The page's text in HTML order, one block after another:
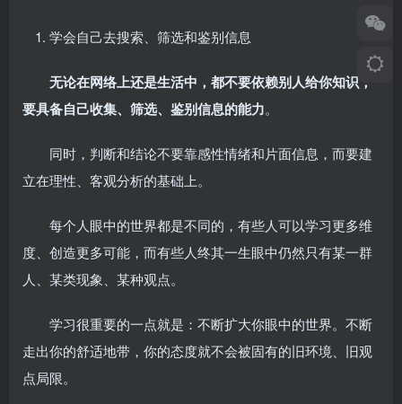
学会自己去搜索、筛选和鉴别信息
无论在网络上还是生活中，都不要依赖别人给你知识，
要具备自己收集、筛选、鉴别信息的能力。
同时，判断和结论不要靠感性情绪和片面信息，而要建
立在理性、客观分析的基础上。
每个人眼中的世界都是不同的，有些人可以学习更多维
度、创造更多可能，而有些人终其一生眼中仍然只有某一群
人、某类现象、某种观点。
学习很重要的一点就是：不断扩大你眼中的世界。不断
走出你的舒适地带，你的态度就不会被固有的旧环境、旧观
点局限。